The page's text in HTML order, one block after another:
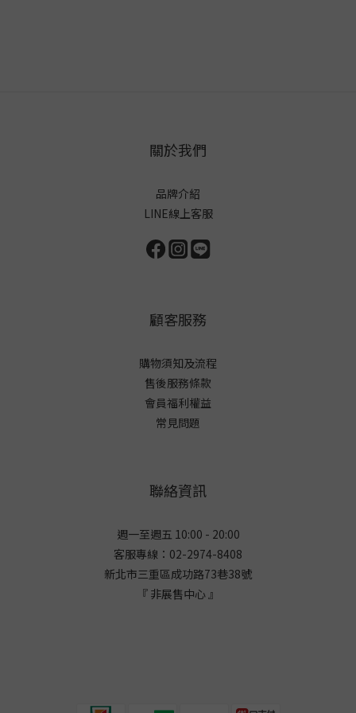
關於我們
品牌介紹
LINE線上客服
顧客服務
購物須知及流程
售後服務條款
會員福利權益
常見問題
聯絡資訊
週一至週五 10:00 - 20:00
客服專線：02-2974-8408
新北市三重區成功路73巷38號
『 非展售中心 』